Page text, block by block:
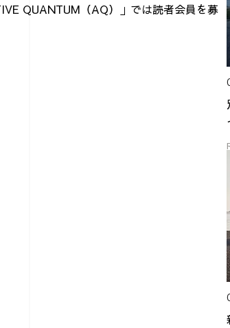
QUANTUM（AQ）」では読者会員を募